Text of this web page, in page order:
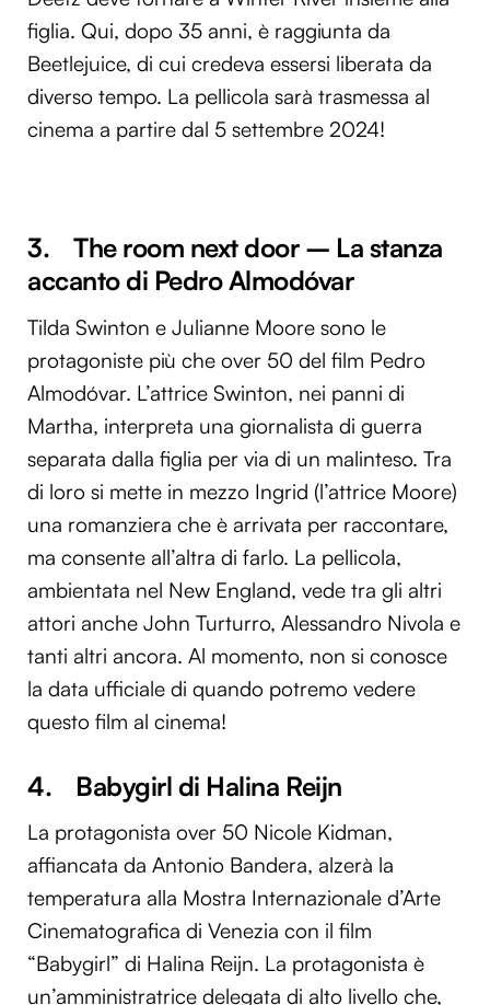
figlia. Qui, dopo 35 anni, è raggiunta da
Beetlejuice, di cui credeva essersi liberata da
diverso tempo. La pellicola sarà trasmessa al
cinema a partire dal 5 settembre 2024!
3. The room next door – La stanza
accanto di Pedro Almodóvar
Tilda Swinton e Julianne Moore sono le
protagoniste più che over 50 del film Pedro
Almodóvar. L’attrice Swinton, nei panni di
Martha, interpreta una giornalista di guerra
separata dalla figlia per via di un malinteso. Tra
di loro si mette in mezzo Ingrid (l’attrice Moore)
una romanziera che è arrivata per raccontare,
ma consente all’altra di farlo. La pellicola,
ambientata nel New England, vede tra gli altri
attori anche John Turturro, Alessandro Nivola e
tanti altri ancora. Al momento, non si conosce
la data ufficiale di quando potremo vedere
questo film al cinema!
4. Babygirl di Halina Reijn
La protagonista over 50 Nicole Kidman,
affiancata da Antonio Bandera, alzerà la
temperatura alla Mostra Internazionale d’Arte
Cinematografica di Venezia con il film
“Babygirl” di Halina Reijn. La protagonista è
un’amministratrice delegata di alto livello che,